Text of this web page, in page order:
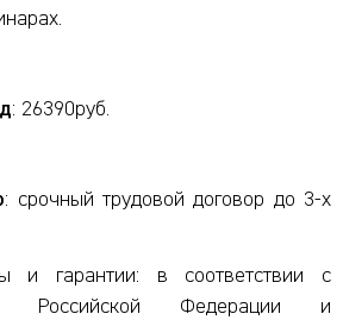
: 26390руб.
: срочный трудовой договор до 3-х
и гарантии: в соответствии с
Российской Федерации и